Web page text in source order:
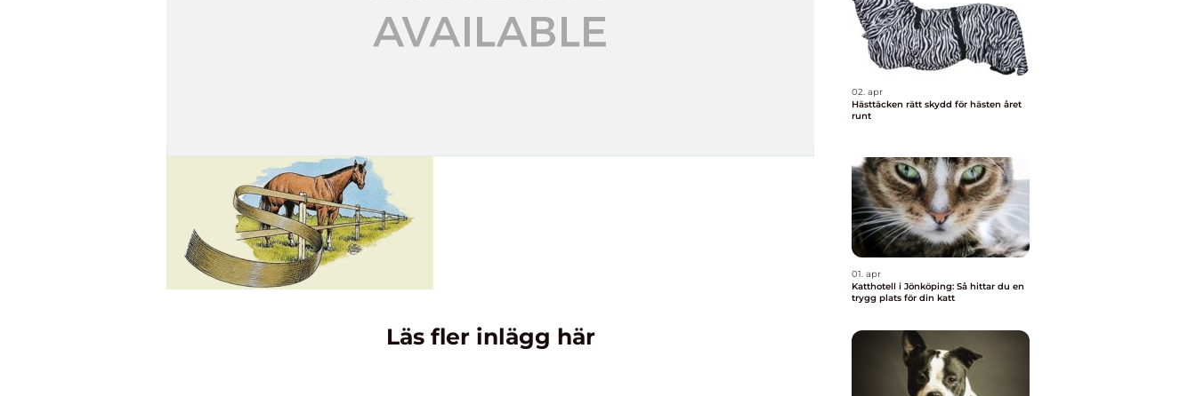
Läs fler inlägg här
02. apr
Hästtäcken rätt skydd för hästen året
runt
01. apr
Katthotell i Jönköping: Så hittar du en
trygg plats för din katt